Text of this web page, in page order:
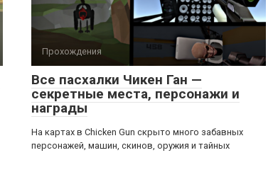
Прохождения
Все пасхалки Чикен Ган —
секретные места, персонажи и
награды
На картах в Chicken Gun скрыто много забавных
персонажей, машин, скинов, оружия и тайных